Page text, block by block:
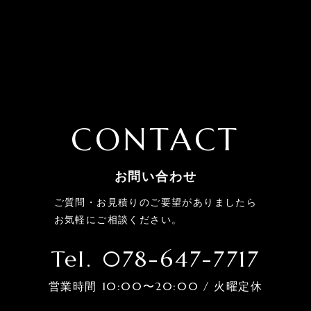
CONTACT
お問い合わせ
ご質問・お見積りのご要望がありましたら
お気軽にご相談ください。
Tel. 078-647-7717
営業時間 10:00〜20:00 / 火曜定休